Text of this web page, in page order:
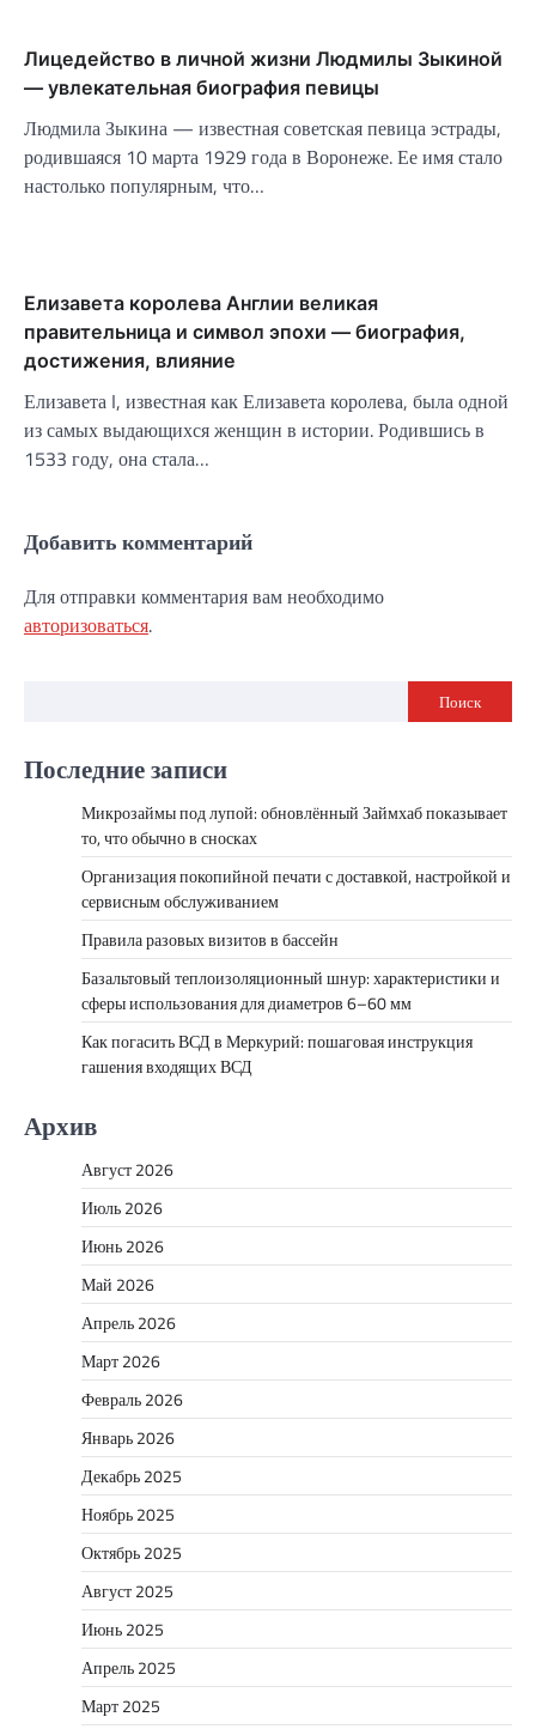
Лицедейство в личной жизни Людмилы Зыкиной
— увлекательная биография певицы
Людмила Зыкина — известная советская певица эстрады,
родившаяся 10 марта 1929 года в Воронеже. Ее имя стало
настолько популярным, что…
Елизавета королева Англии великая
правительница и символ эпохи — биография,
достижения, влияние
Елизавета I, известная как Елизавета королева, была одной
из самых выдающихся женщин в истории. Родившись в
1533 году, она стала…
Добавить комментарий
Для отправки комментария вам необходимо
авторизоваться.
Поиск
Последние записи
Микрозаймы под лупой: обновлённый Займхаб показывает
то, что обычно в сносках
Организация покопийной печати с доставкой, настройкой и
сервисным обслуживанием
Правила разовых визитов в бассейн
Базальтовый теплоизоляционный шнур: характеристики и
сферы использования для диаметров 6–60 мм
Как погасить ВСД в Меркурий: пошаговая инструкция
гашения входящих ВСД
Архив
Август 2026
Июль 2026
Июнь 2026
Май 2026
Апрель 2026
Март 2026
Февраль 2026
Январь 2026
Декабрь 2025
Ноябрь 2025
Октябрь 2025
Август 2025
Июнь 2025
Апрель 2025
Март 2025